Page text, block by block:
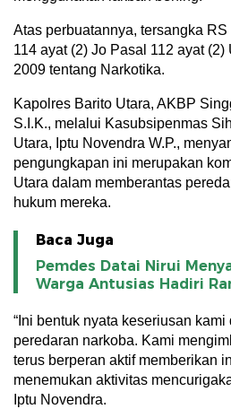
Atas perbuatannya, tersangka RS
114 ayat (2) Jo Pasal 112 ayat (2)
2009 tentang Narkotika.
Kapolres Barito Utara, AKBP
S.I.K., melalui Kasubsipenmas
Utara, Iptu Novendra W.P.,
pengungkapan ini merupakan
Utara dalam memberantas
hukum mereka.
Baca Juga
Pemdes Datai Nirui
Warga Antusias Hadiri
“Ini bentuk nyata keseriusan
peredaran narkoba. Kami
terus berperan aktif memberikan
menemukan aktivitas
Iptu Novendra.